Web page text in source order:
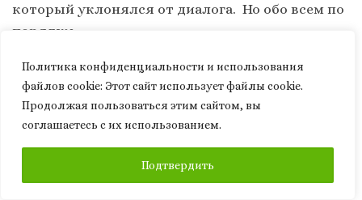
Политика конфиденциальности и использования
файлов сookie: Этот сайт использует файлы cookie.
Продолжая пользоваться этим сайтом, вы
соглашаетесь с их использованием.
Подтвердить
который уклонялся от диалога. Но обо всем по
порядку.
С чего вообще началось это детальное
расследование. Однажды в разговоре
академика Мальцева с его учителем в области
Вигдорчиком Михаилом Ильичом, зашла речь о
том, что согласно биографии Бюрги-Майера